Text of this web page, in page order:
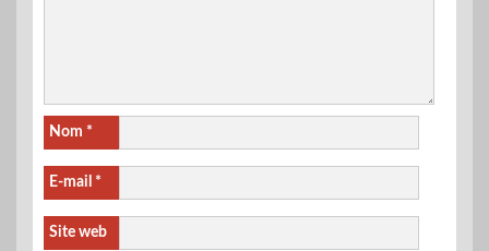
Nom *
E-mail *
Site web